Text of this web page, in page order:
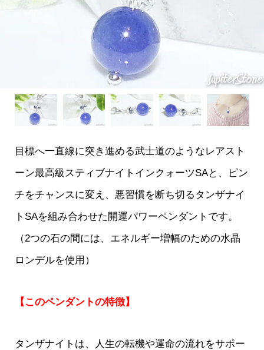
目標へ一直線に突き進める武士道のようなレアスト
ーン最高級スティブナイトインクォーツSAと、ピン
チをチャンスに変え、悪習慣を断ち切るタンザナイ
トSAを組み合わせた開運パワーペンダントです。
（2つの石の間には、エネルギー増幅のための水晶
ロンデルを使用）
【このペンダントの特徴】
タンザナイトは、人生の転機や運命の流れをサポー